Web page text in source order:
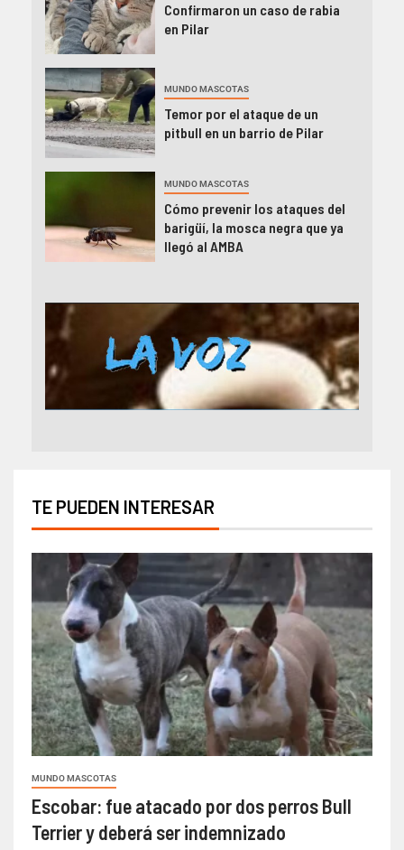
Confirmaron un caso de rabia
en Pilar
MUNDO MASCOTAS
Temor por el ataque de un
pitbull en un barrio de Pilar
MUNDO MASCOTAS
Cómo prevenir los ataques del
barigüí, la mosca negra que ya
llegó al AMBA
TE PUEDEN INTERESAR
MUNDO MASCOTAS
Escobar: fue atacado por dos perros Bull
Terrier y deberá ser indemnizado